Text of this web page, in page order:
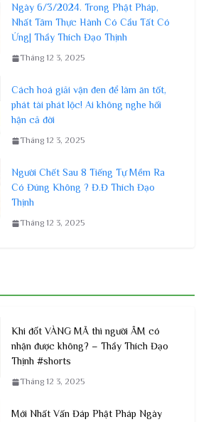
Ngày 6/3/2024. Trong Phật Pháp,
Nhất Tâm Thực Hành Có Cầu Tất Có
Ứng| Thầy Thích Đạo Thịnh
Tháng 12 3, 2025
Cách hoá giải vận đen để làm ăn tốt,
phát tài phát lộc! Ai không nghe hối
hận cả đời
Tháng 12 3, 2025
Người Chết Sau 8 Tiếng Tự Mềm Ra
Có Đúng Không ? Đ.Đ Thích Đạo
Thịnh
Tháng 12 3, 2025
Khi đốt VÀNG MÃ thì người ÂM có
nhận được không? – Thầy Thích Đạo
Thịnh #shorts
Tháng 12 3, 2025
Mới Nhất Vấn Đáp Phật Pháp Ngày